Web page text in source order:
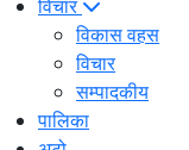
विचार
विकास वहस
विचार
सम्पादकीय
पालिका